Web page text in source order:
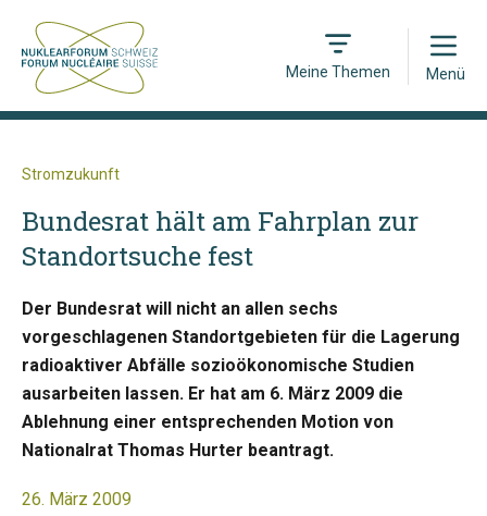
Meine Themen
Open
Menü
Stromzukunft
Bundesrat hält am Fahrplan zur
Standortsuche fest
Der Bundesrat will nicht an allen sechs
vorgeschlagenen Standortgebieten für die Lagerung
radioaktiver Abfälle sozioökonomische Studien
ausarbeiten lassen. Er hat am 6. März 2009 die
Ablehnung einer entsprechenden Motion von
Nationalrat Thomas Hurter beantragt.
26. März 2009